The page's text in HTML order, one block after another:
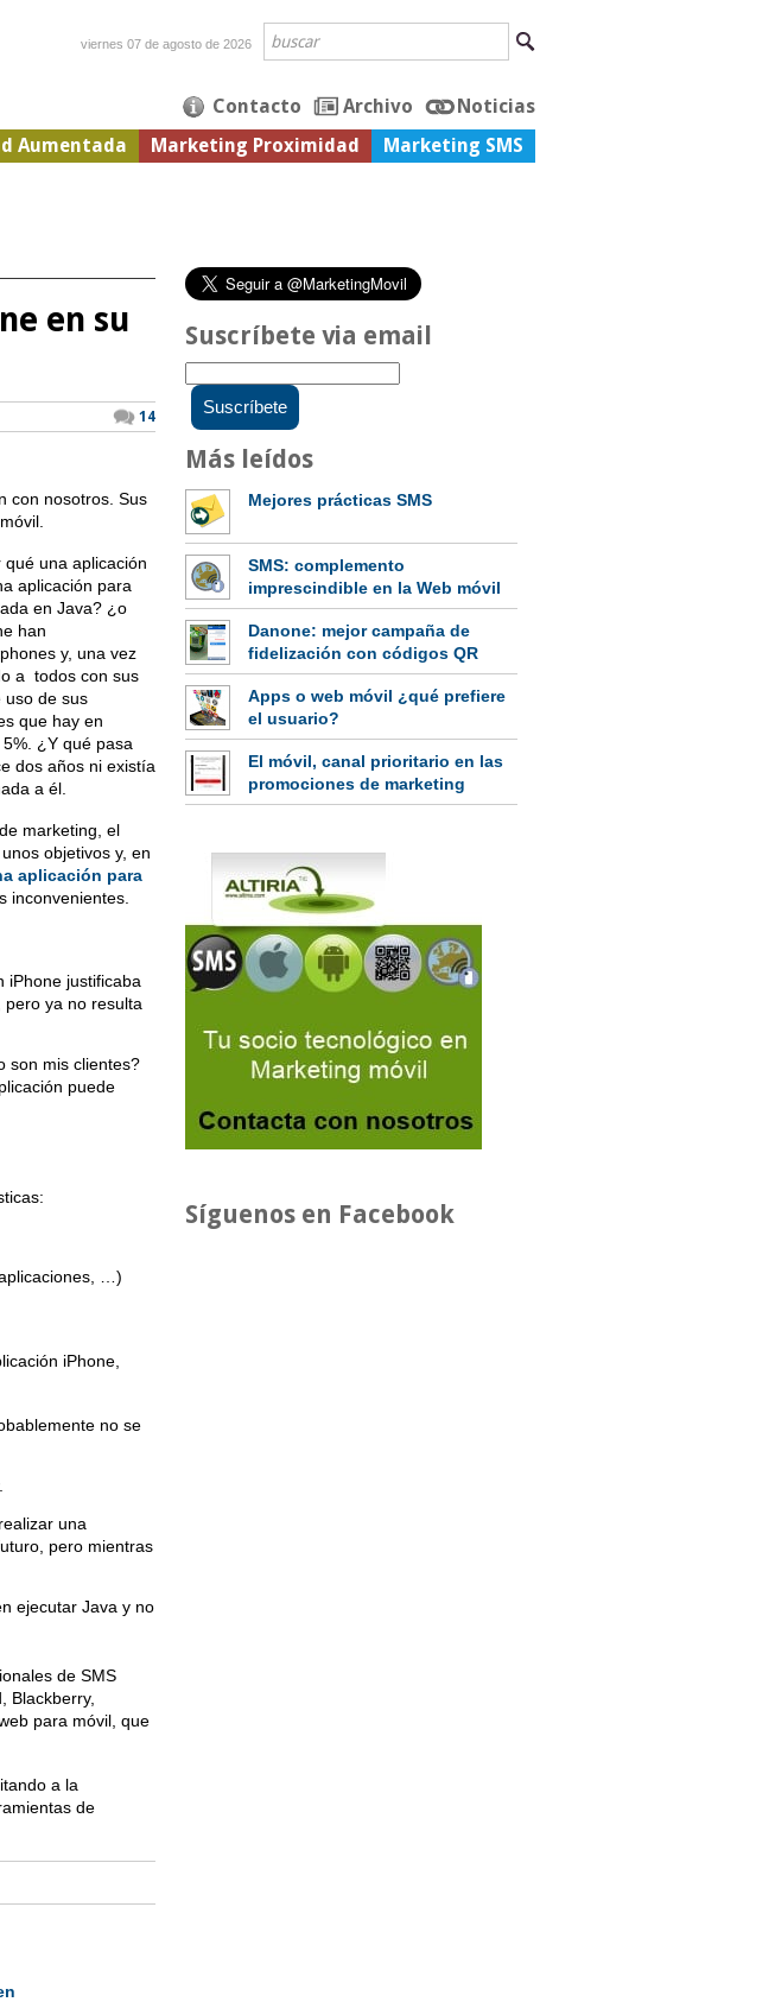
viernes 07 de agosto de 2026
Contacto Archivo
Noticias
Aumentada Marketing Proximidad Marketing SMS
en su
14
con nosotros. Sus
una aplicación
aplicación para
en Java? ¿o
han
y, una vez
a todos con sus
uso de sus
que hay en
¿Y qué pasa
dos años ni existía
a él.
marketing, el
objetivos y, en
aplicación para
inconvenientes.
iPhone justificaba
ya no resulta
son mis clientes?
puede
…)
iPhone,
no se
una
pero mientras
ejecutar Java y no
de SMS
Blackberry,
para móvil, que
a la
de
Suscríbete via email
Más leídos
Mejores prácticas SMS
SMS: complemento
imprescindible en la Web móvil
Danone: mejor campaña de
fidelización con códigos QR
Apps o web móvil ¿qué prefiere
el usuario?
El móvil, canal prioritario en las
promociones de marketing
Síguenos en Facebook